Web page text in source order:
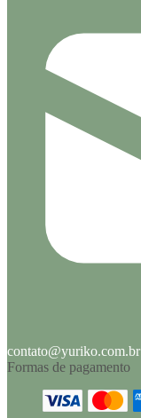
contato@yuriko.com.br
Formas de pagamento